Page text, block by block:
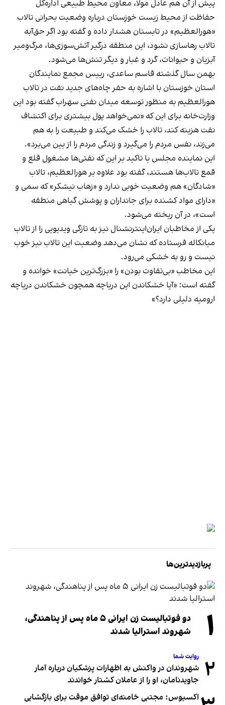
پیش از آن هم عادل مولا، معاون محیط طبیعی اداره‌کل
حفاظت از محیط‌ زیست خوزستان درباره وضعیت بحرانی تالاب
«هورالعظیم» در تابستان هشدار داده و گفته بود اگر حق‌آبه
تالاب رهاسازی نشود، این منطقه درگیر آتش‌سوزی‌ها، مرگ‌ومیر
آبزیان و حیوانات، گرد و غبار و دیگر تنش‌ها می‌شود.
بهمن سال گذشته قاسم ساعدی، رییس مجمع نمایندگان
استان خوزستان با اشاره به حفر چاه‌های جدید نفت در تالاب
هورالعظیم به منظور توسعه میدان نفتی سهراب گفته بود این
وزارت‌خانه برای این که «نمی‌خواهد پول بیشتری برای اکتشاف
نفت هزینه کند، تالاب را خشک می‌کند و طبیعت را به هم
می‌زند، نفس مردم را می‌گیرد و زندگی مردم را از بین می‌برد».
این نماینده مجلس با تاکید بر این که نفتی‌ها مشغول قلع و
قمع تالاب‌ها هستند، گفته بود علاوه بر هورالعظیم، تالاب
«شادگان» هم وضعیت خوبی ندارد و «زهاب نیشکر» که سمی و
«دارای مواد کشنده برای جانداران و پوشش گیاهی منطقه
است»، در آن ریخته می‌شود.
یکی از مخاطبان ایران‌اینترنشنال نیز به تازگی ویدیویی را از تالاب
میانکاله فرستاده که نشان می‌دهد وضعیت این تالاب نیز خوب
نیست و رو به خشکی می‌رود.
این مخاطب «بی‌تفاوت بودن» را «بزرگ‌ترین خیانت» خوانده و
گفته است: «آیا خشکاندن این دریاچه همچون خشکاندن دریاچه
ارومیه دلیلی دارد؟»
پربازدیدترین‌ها
۱
دو فوتبالیست زن ایرانی ۵ ماه پس از پناهندگی،
شهروند استرالیا شدند
۲ روایت شما
شهروندان در واکنش به اظهارات پزشکیان درباره آمار
جاویدنامان، او را از عاملان کشتار خواندند
اکسیوس: مجتبی خامنه‌ای توافق موقت برای بازگشایی